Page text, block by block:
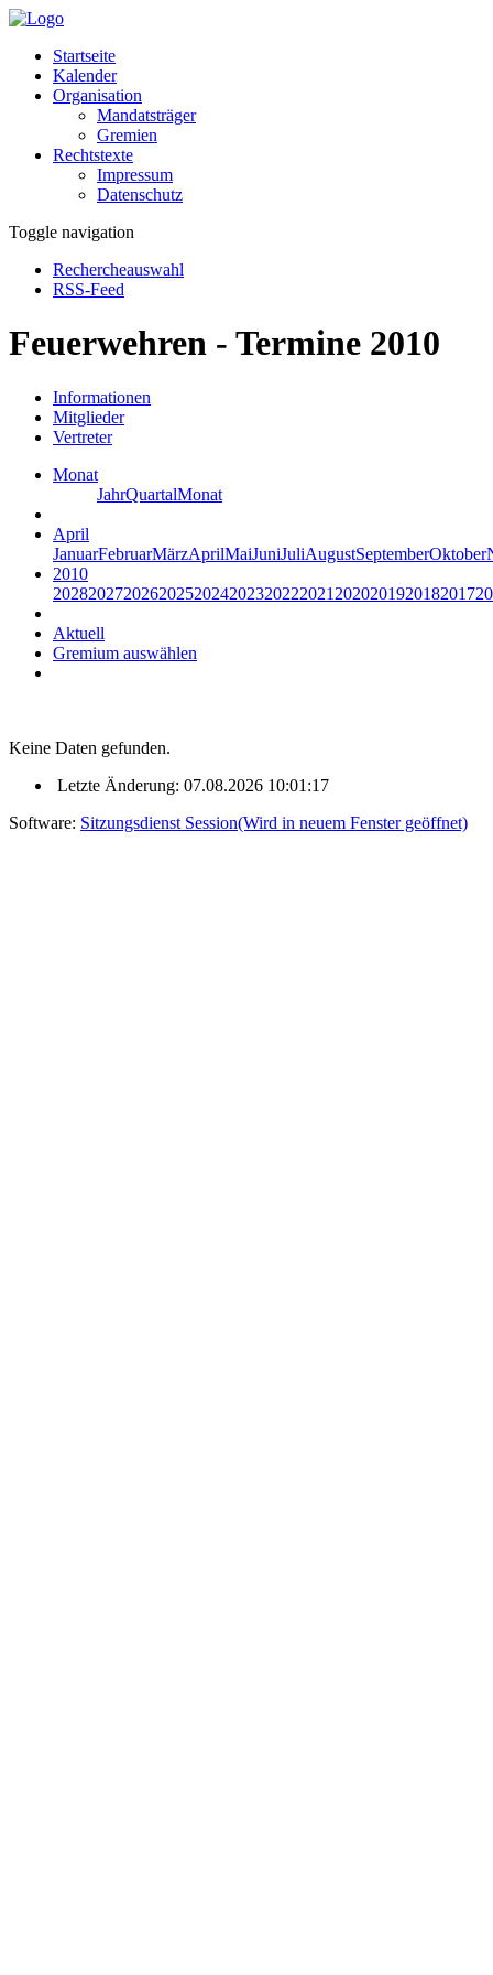
Startseite
Kalender
Organisation
Mandatsträger
Gremien
Rechtstexte
Impressum
Datenschutz
Toggle navigation
Rechercheauswahl
RSS-Feed
Feuerwehren - Termine 2010
Informationen
Mitglieder
Vertreter
Monat
JahrQuartalMonat
April
JanuarFebruarMärzAprilMaiJuniJuliAugustSeptemberOktober
2010
20282027202620252024202320222021 2020201920182017
Aktuell
Gremium auswählen
Keine Daten gefunden.
Letzte Änderung: 07.08.2026 10:01:17
Software: Sitzungsdienst Session(Wird in neuem Fenster geöffnet)